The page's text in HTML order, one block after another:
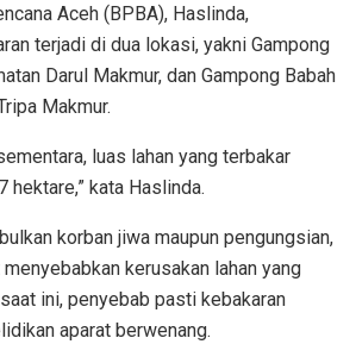
Aceh (BPBA), Haslinda,
terjadi di dua lokasi, yakni Gampong
Darul Makmur, dan Gampong Babah
Makmur.
luas lahan yang terbakar
hektare,” kata Haslinda.
korban jiwa maupun pengungsian,
kerusakan lahan yang
ini, penyebab pasti kebakaran
aparat berwenang.